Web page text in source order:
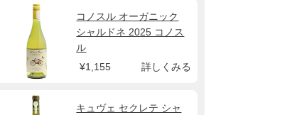
コノスル オーガニック
シャルドネ 2025 コノス
ル
¥1,155
詳しくみる
キュヴェ セクレテ シャ